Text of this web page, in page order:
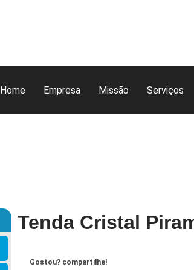
Home Empresa Missão Serviços
Tenda Cristal
Gostou? compartilhe!